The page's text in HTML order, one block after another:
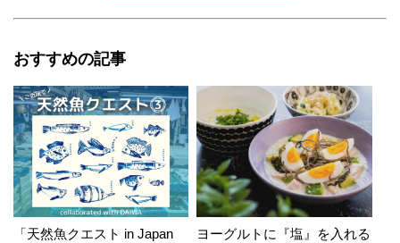
おすすめの記事
「天然魚クエスト in Japan
ヨーグルトに『塩』を入れる